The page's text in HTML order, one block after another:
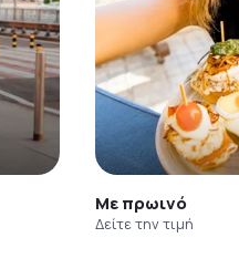
Με πρωινό
Δείτε την τιμή